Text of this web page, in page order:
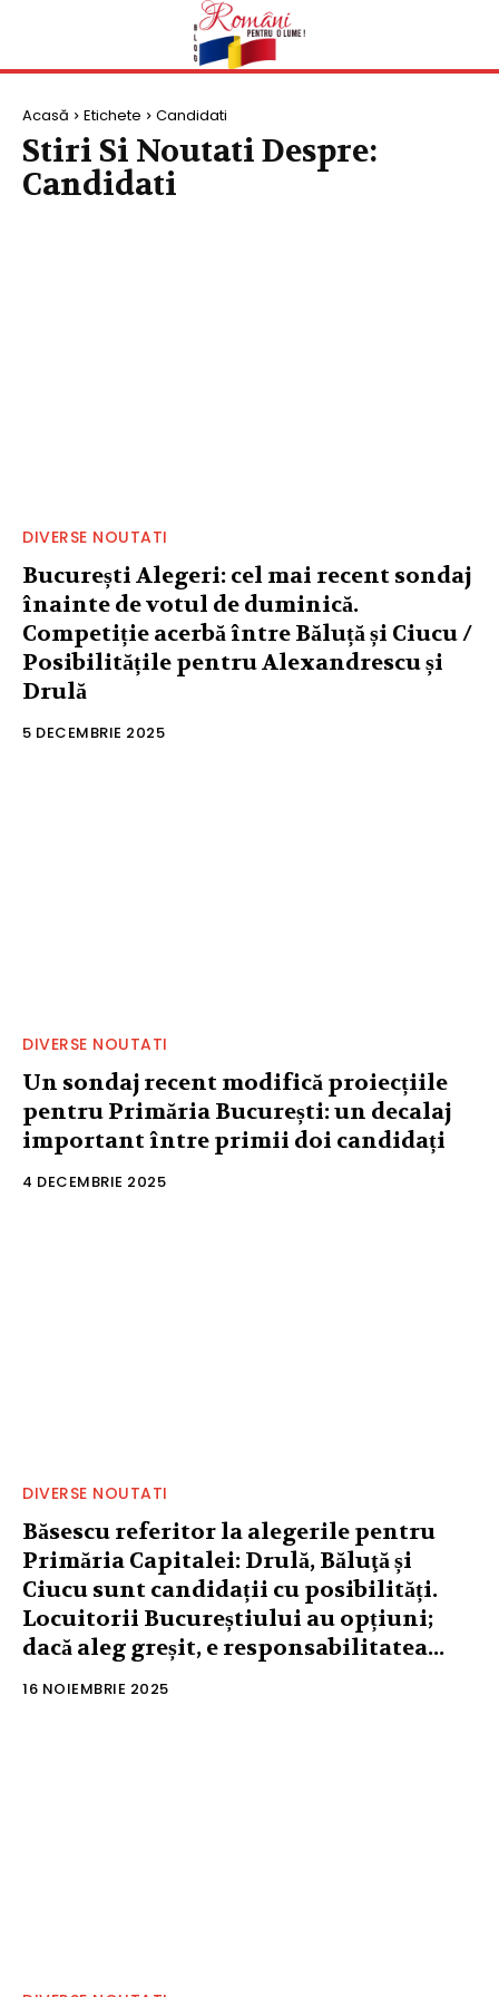
Acasă Etichete Candidati
Stiri Si Noutati Despre:
Candidati
DIVERSE NOUTATI
București Alegeri: cel mai recent sondaj
înainte de votul de duminică.
Competiție acerbă între Băluță și Ciucu /
Posibilitățile pentru Alexandrescu și
Drulă
5 DECEMBRIE 2025
DIVERSE NOUTATI
Un sondaj recent modifică proiecțiile
pentru Primăria București: un decalaj
important între primii doi candidați
4 DECEMBRIE 2025
DIVERSE NOUTATI
Băsescu referitor la alegerile pentru
Primăria Capitalei: Drulă, Băluţă și
Ciucu sunt candidații cu posibilități.
Locuitorii Bucureștiului au opțiuni;
dacă aleg greșit, e responsabilitatea...
16 NOIEMBRIE 2025